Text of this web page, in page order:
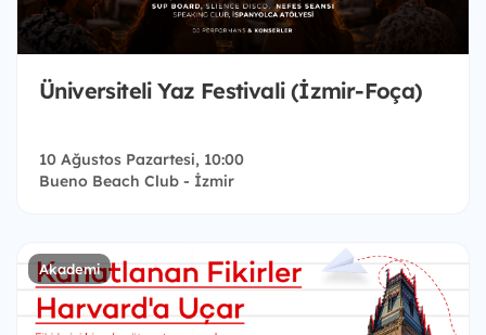
Üniversiteli Yaz Festivali (İzmir-Foça)
10 Ağustos Pazartesi, 10:00
Bueno Beach Club - İzmir
Akademi